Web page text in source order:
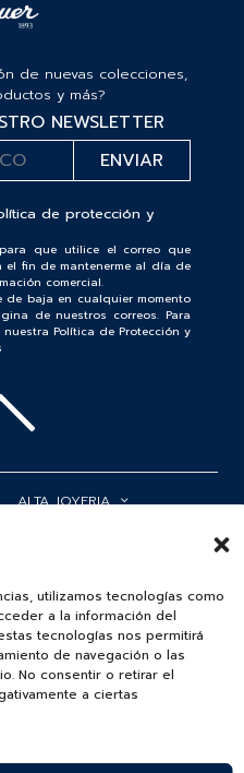
utilizamos tecnologías como
a la información del
tecnologías nos permitirá
de navegación o las
No consentir o retirar el
a ciertas
de nuevas colecciones,
y más?
NEWSLETTER
de protección y
que utilice el correo que
fin de mantenerme al día de
comercial.
baja en cualquier momento
de nuestros correos. Para
Política de Protección y
ALTA JOYERIA
MI CUENTA
SERVICIOS
ECUADOR